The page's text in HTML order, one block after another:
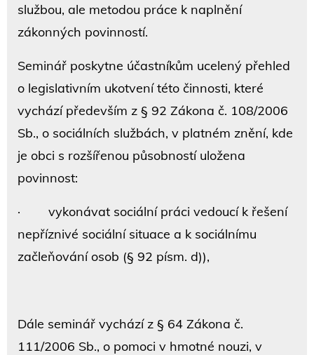
službou, ale metodou práce k naplnění
zákonných povinností.
Seminář poskytne účastníkům ucelený přehled
o legislativním ukotvení této činnosti, které
vychází především z § 92 Zákona č. 108/2006
Sb., o sociálních službách, v platném znění, kde
je obci s rozšířenou působností uložena
povinnost:
· vykonávat sociální práci vedoucí k řešení
nepříznivé sociální situace a k sociálnímu
začleňování osob (§ 92 písm. d)),
Dále seminář vychází z § 64 Zákona č.
111/2006 Sb., o pomoci v hmotné nouzi, v